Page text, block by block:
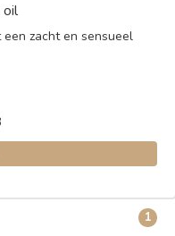
oil
zacht en sensueel
1